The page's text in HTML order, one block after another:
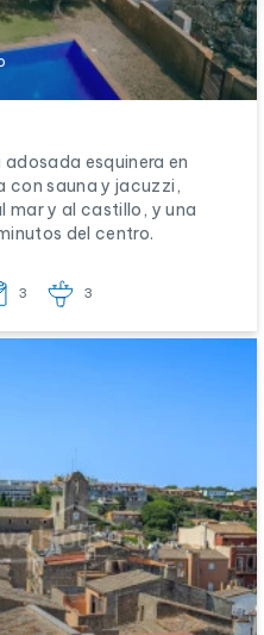
esquinera en
con sauna y jacuzzi,
mar y al castillo, y una
del centro.
3 3